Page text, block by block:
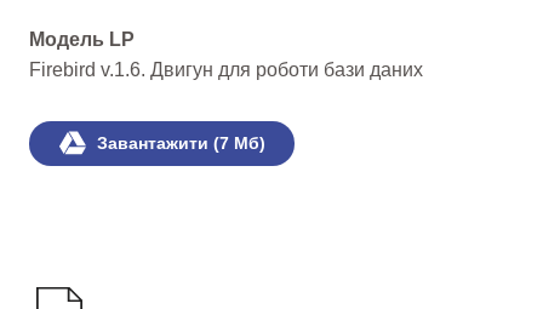
Модель LP
Firebird v.1.6. Двигун для роботи бази даних
Завантажити (7 Мб)